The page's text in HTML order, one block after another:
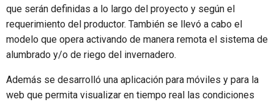
que serán definidas a lo largo del proyecto y según el
requerimiento del productor. También se llevó a cabo el
modelo que opera activando de manera remota el sistema de
alumbrado y/o de riego del invernadero.
Además se desarrolló una aplicación para móviles y para la
web que permita visualizar en tiempo real las condiciones